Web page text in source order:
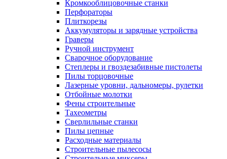
Кромкооблицовочные станки
Перфораторы
Плиткорезы
Аккумуляторы и зарядные устройства
Граверы
Ручной инструмент
Сварочное оборудование
Степлеры и гвоздезабивные пистолеты
Пилы торцовочные
Лазерные уровни, дальномеры, рулетки
Отбойные молотки
Фены строительные
Тахеометры
Сверлильные станки
Пилы цепные
Расходные материалы
Строительные пылесосы